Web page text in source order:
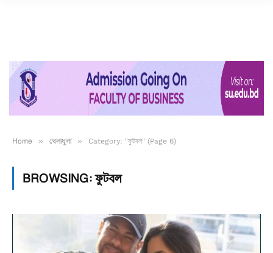
Home » খেলাধুলা » Category: "ফুটবল" (Page 6)
BROWSING:ফুটবল